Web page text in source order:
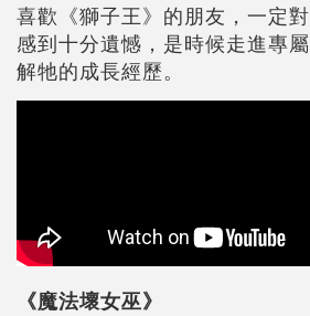
喜歡《獅子王》的朋友，一定
感到十分遺憾，是時候走進專
解牠的成長經歷。
《魔法壞女巫》